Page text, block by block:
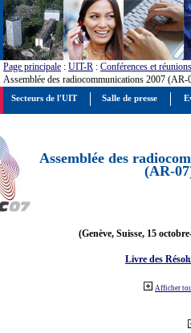
Page principale : UIT-R : Conférences et réunions
Assemblée des radiocommunications 2007 (AR-
Assemblée des
(AR-
(Genève, Suisse, 15
Livre des
Afficher
Secteurs de l'UIT Salle de presse